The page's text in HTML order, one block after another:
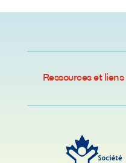
Ressources et liens